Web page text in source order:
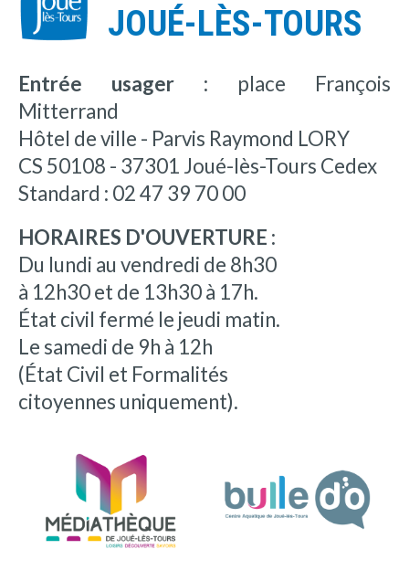
JOUÉ-LÈS-TOURS
Entrée usager : place François
Mitterrand
Hôtel de ville - Parvis Raymond LORY
CS 50108 - 37301 Joué-lès-Tours Cedex
Standard : 02 47 39 70 00
HORAIRES D'OUVERTURE :
Du lundi au vendredi de 8h30
à 12h30 et de 13h30 à 17h.
État civil fermé le jeudi matin.
Le samedi de 9h à 12h
(État Civil et Formalités
citoyennes uniquement).